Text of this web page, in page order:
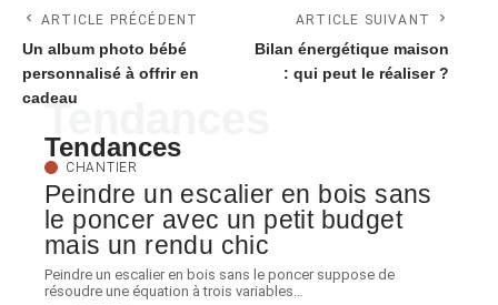
ARTICLE PRÉCÉDENT
Un album photo bébé
personnalisé à offrir en
cadeau
ARTICLE SUIVANT
Bilan énergétique maison
: qui peut le réaliser ?
Tendances
Tendances
CHANTIER
Peindre un escalier en bois sans
le poncer avec un petit budget
mais un rendu chic
Peindre un escalier en bois sans le poncer suppose de
résoudre une équation à trois variables…